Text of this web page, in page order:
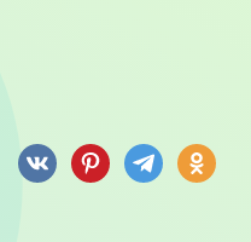
технологии посадки и